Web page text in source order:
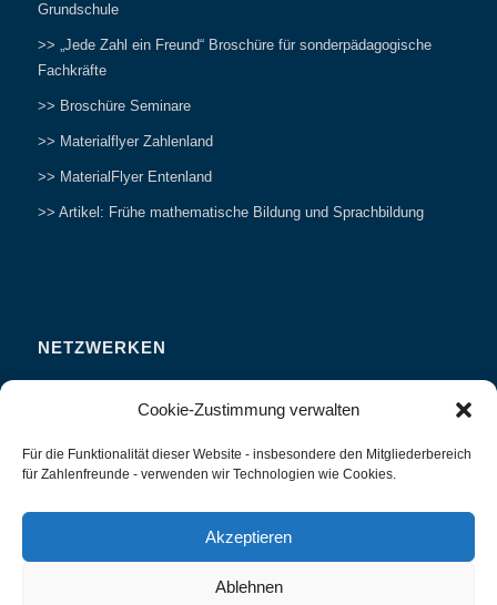
Cookie-Zustimmung verwalten
Für die Funktionalität dieser Website - insbesondere den Mitgliederbereich
für Zahlenfreunde - verwenden wir Technologien wie Cookies.
Akzeptieren
Ablehnen
Grundschule
>> „Jede Zahl ein Freund“ Broschüre für sonderpädagogische
Fachkräfte
>> Broschüre Seminare
>> Materialflyer Zahlenland
>> MaterialFlyer Entenland
>> Artikel: Frühe mathematische Bildung und Sprachbildung
NETZWERKEN
Zahlenfreunde Forum
Studieren
Interviews und Erfahrungsberichte